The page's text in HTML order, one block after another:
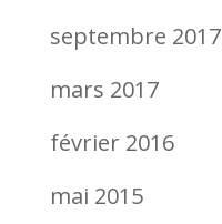
septembre 2017
mars 2017
février 2016
mai 2015